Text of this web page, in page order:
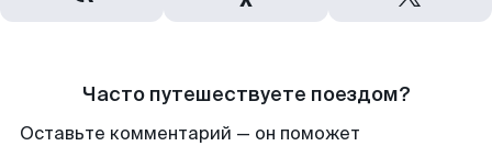
Часто путешествуете поездом?
Оставьте комментарий — он поможет